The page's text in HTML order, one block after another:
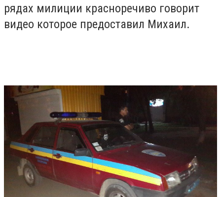
рядах милиции красноречиво говорит
видео которое предоставил Михаил.